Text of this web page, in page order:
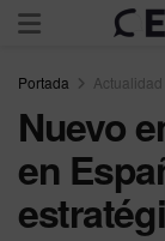
Portada Actualidad
Nuevo
en